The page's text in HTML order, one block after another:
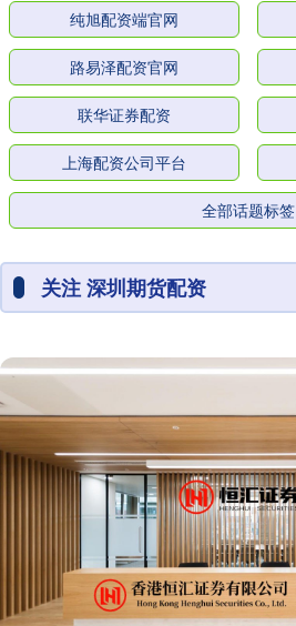
纯旭配资端官网
路易泽配资官网
联华证券配资
上海配资公司平台
全部话题标签
关注 深圳期货配资